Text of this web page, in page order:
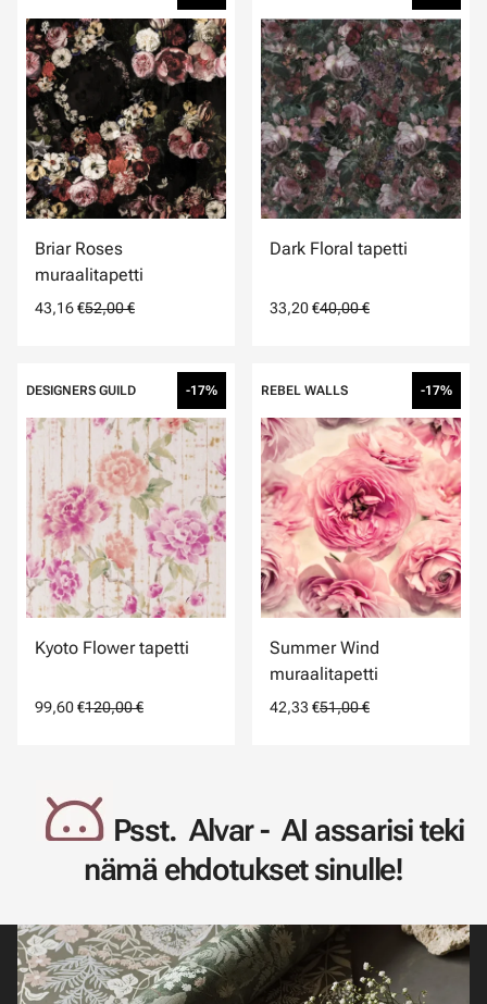
Briar Roses
muraalitapetti
43,16 €52,00 €
Dark Floral tapetti
33,20 €40,00 €
DESIGNERS GUILD -17%
Kyoto Flower tapetti
99,60 €120,00 €
REBEL WALLS -17%
Summer Wind
muraalitapetti
42,33 €51,00 €
Psst. Alvar - AI assarisi teki
nämä ehdotukset sinulle!